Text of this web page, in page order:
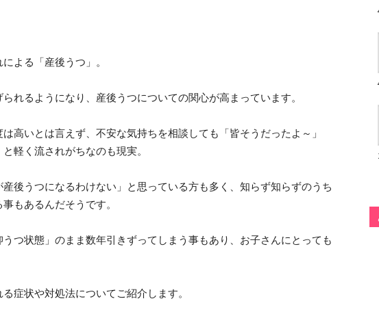
よる「産後うつ」。
れるようになり、産後うつについての関心が高まっています。
高いとは言えず、不安な気持ちを相談しても「皆そうだったよ～」
軽く流されがちなのも現実。
後うつになるわけない」と思っている方も多く、知らず知らずのうち
もあるんだそうです。
つ状態」のまま数年引きずってしまう事もあり、お子さんにとっても
症状や対処法についてご紹介します。